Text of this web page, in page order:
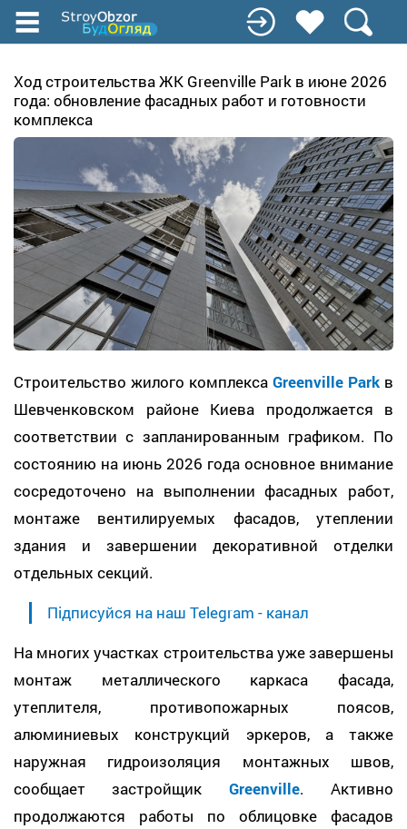
Перейти
содержанию
Ход строительства ЖК Greenville Park в июне 2026
года: обновление фасадных работ и готовности
комплекса
Строительство жилого комплекса Greenville Park в
Шевченковском районе Киева продолжается в
соответствии с запланированным графиком. По
состоянию на июнь 2026 года основное внимание
сосредоточено на выполнении фасадных работ,
монтаже вентилируемых фасадов, утеплении
здания и завершении декоративной отделки
отдельных секций.
Підписуйся на наш Telegram - канал
На многих участках строительства уже завершены
монтаж металлического каркаса фасада,
утеплителя, противопожарных поясов,
алюминиевых конструкций эркеров, а также
наружная гидроизоляция монтажных швов,
сообщает застройщик Greenville. Активно
продолжаются работы по облицовке фасадов